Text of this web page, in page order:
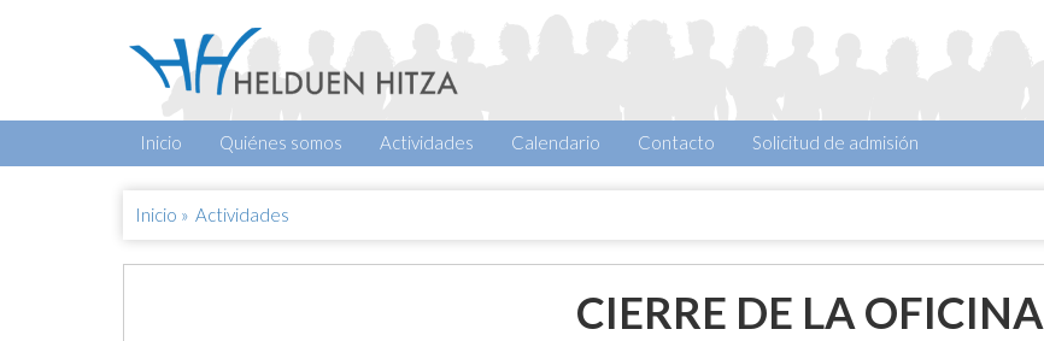
Inicio Quiénes somos Actividades Calendario Contacto Solicitud de admisión
Inicio » Actividades
CIERRE DE LA OFICINA